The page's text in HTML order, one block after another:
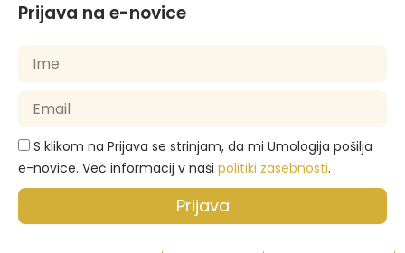
Prijava na e-novice
S klikom na Prijava se strinjam, da mi Umologija pošilja
e-novice. Več informacij v naši politiki zasebnosti.
Prijava